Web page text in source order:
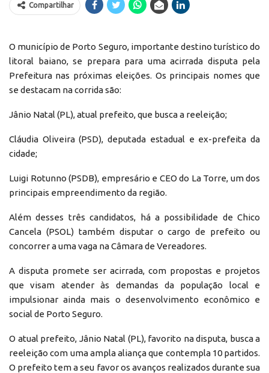
Compartilhar
O município de Porto Seguro, importante destino turístico do
litoral baiano, se prepara para uma acirrada disputa pela
Prefeitura nas próximas eleições. Os principais nomes que
se destacam na corrida são:
Jânio Natal (PL), atual prefeito, que busca a reeleição;
Cláudia Oliveira (PSD), deputada estadual e ex-prefeita da
cidade;
Luigi Rotunno (PSDB), empresário e CEO do La Torre, um dos
principais empreendimento da região.
Além desses três candidatos, há a possibilidade de Chico
Cancela (PSOL) também disputar o cargo de prefeito ou
concorrer a uma vaga na Câmara de Vereadores.
A disputa promete ser acirrada, com propostas e projetos
que visam atender às demandas da população local e
impulsionar ainda mais o desenvolvimento econômico e
social de Porto Seguro.
O atual prefeito, Jânio Natal (PL), favorito na disputa, busca a
reeleição com uma ampla aliança que contempla 10 partidos.
O prefeito tem a seu favor os avanços realizados durante sua